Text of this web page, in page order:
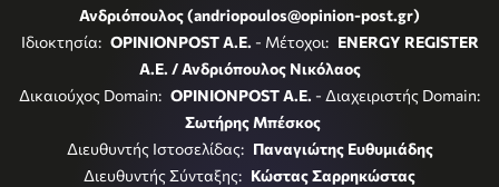
Ανδριόπουλος (andriopoulos@opinion-post.gr)
Ιδιοκτησία: OPINIONPOST A.E. - Μέτοχοι: ENERGY REGISTER
Α.Ε. / Ανδριόπουλος Νικόλαος
Δικαιούχος Domain: OPINIONPOST A.E. - Διαχειριστής Domain:
Σωτήρης Μπέσκος
Διευθυντής Ιστοσελίδας: Παναγιώτης Ευθυμιάδης
Διευθυντής Σύνταξης: Κώστας Σαρρηκώστας